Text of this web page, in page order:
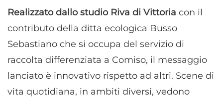
Realizzato dallo studio Riva di Vittoria con il
contributo della ditta ecologica Busso
Sebastiano che si occupa del servizio di
raccolta differenziata a Comiso, il messaggio
lanciato è innovativo rispetto ad altri. Scene di
vita quotidiana, in ambiti diversi, vedono